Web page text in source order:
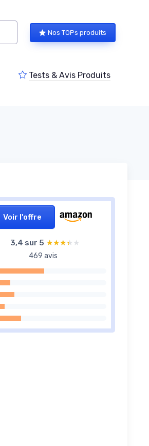
Nos TOPs produits
Tests & Avis Produits
Voir l'offre
3,4 sur 5 ★★★★★
★★★★★
469 avis